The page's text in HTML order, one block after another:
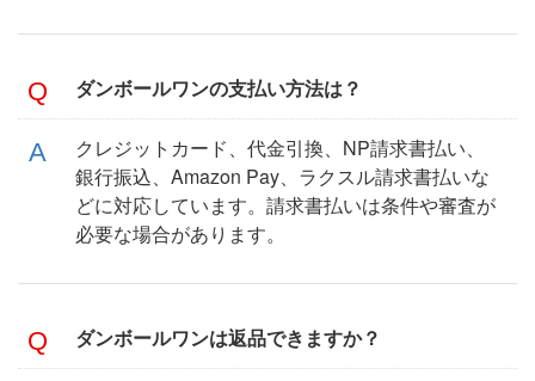
ダンボールワンの支払い方法は？
クレジットカード、代金引換、NP請求書払い、
銀行振込、Amazon Pay、ラクスル請求書払いな
どに対応しています。請求書払いは条件や審査が
必要な場合があります。
ダンボールワンは返品できますか？